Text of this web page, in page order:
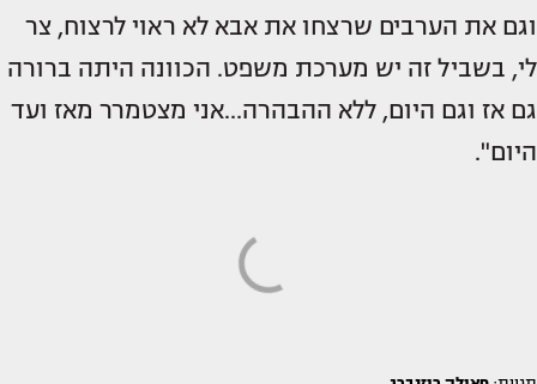
וגם את הערבים שרצחו את אבא לא ראוי לרצוח, צר
לי, בשביל זה יש מערכת משפט. הכוונה היתה ברורה
גם אז וגם היום, ללא ההבהרה…אני מצטמרר מאז ועד
היום".